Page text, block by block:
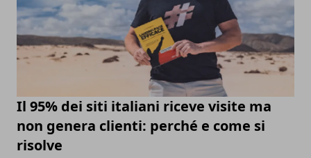
Il 95% dei siti italiani riceve visite ma
non genera clienti: perché e come si
risolve